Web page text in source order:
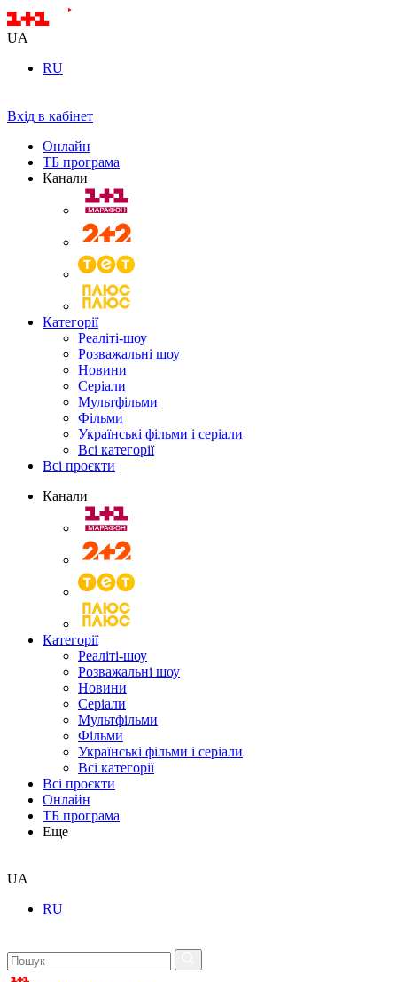
UA
RU
Вхід в кабінет
Онлайн
ТБ програма
Канали
Категорії
Реаліті-шоу
Розважальні шоу
Новини
Серіали
Мультфільми
Фільми
Українські фільми і серіали
Всі категорії
Всі проєкти
Канали
Категорії
Реаліті-шоу
Розважальні шоу
Новини
Серіали
Мультфільми
Фільми
Українські фільми і серіали
Всі категорії
Всі проєкти
Онлайн
ТБ програма
Еще
UA
RU